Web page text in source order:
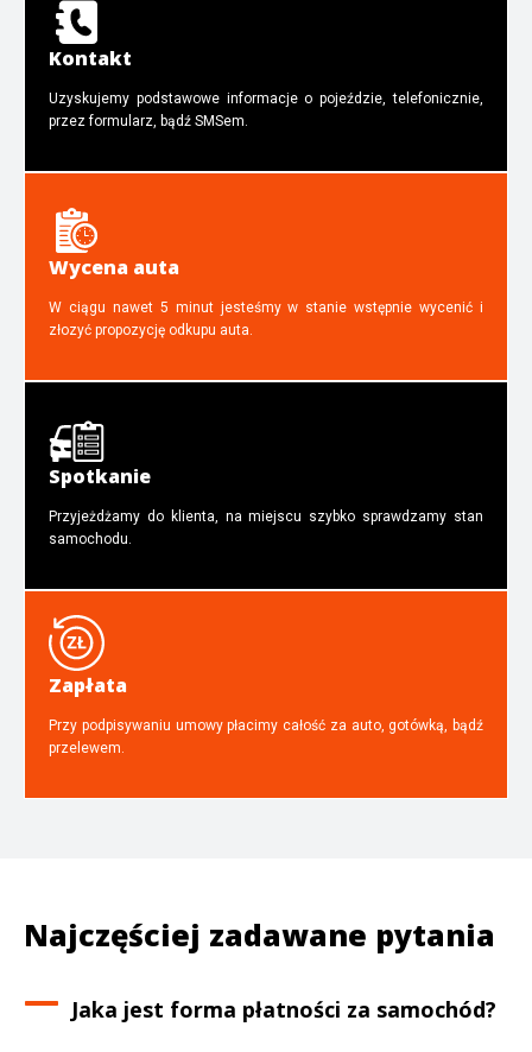
Kontakt
Uzyskujemy podstawowe informacje o pojeździe, telefonicznie,
przez formularz, bądź SMSem.
Wycena auta
W ciągu nawet 5 minut jesteśmy w stanie wstępnie wycenić i
złozyć propozycję odkupu auta.
Spotkanie
Przyjeżdżamy do klienta, na miejscu szybko sprawdzamy stan
samochodu.
Zapłata
Przy podpisywaniu umowy płacimy całość za auto, gotówką, bądź
przelewem.
Najczęściej zadawane pytania
Jaka jest forma płatności za samochód?